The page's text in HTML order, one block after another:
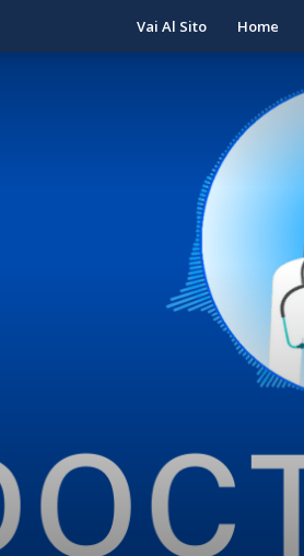
Vai Al Sito Home